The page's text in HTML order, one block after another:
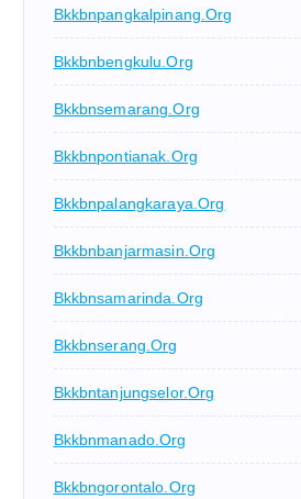
Bkkbnpangkalpinang.org
Bkkbnbengkulu.org
Bkkbnsemarang.org
Bkkbnpontianak.org
Bkkbnpalangkaraya.org
Bkkbnbanjarmasin.org
Bkkbnsamarinda.org
Bkkbnserang.org
Bkkbntanjungselor.org
Bkkbnmanado.org
Bkkbngorontalo.org